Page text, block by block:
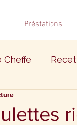
Préstations
Cheffe